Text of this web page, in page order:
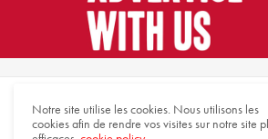
© 2021 HARMONIES MAGAZINE. TOUS
ABONNEZ-VOUS INSCRIVEZ-VOUS À
Notre site utilise les cookies. Nous utilisons les
cookies afin de rendre vos visites sur notre site